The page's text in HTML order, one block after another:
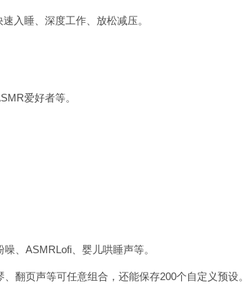
入睡、深度工作、放松减压。
爱好者等。
、ASMRLofi、婴儿哄睡声等。
翻页声等可任意组合，还能保存200个自定义预设。